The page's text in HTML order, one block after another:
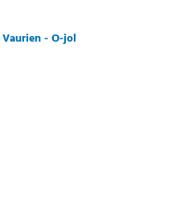
Vaurien -O-jol